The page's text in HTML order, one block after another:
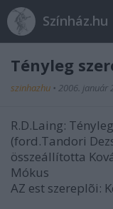
Színház.hu
Tényleg
szinhazhu • 2006. január
R.D.Laing:
(ford.Tandori
összeállította
Mókus
AZ est szereplõi: